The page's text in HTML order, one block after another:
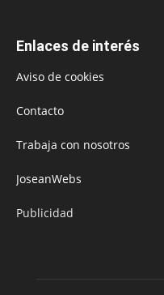
Enlaces de interés
Aviso de cookies
Contacto
Trabaja con nosotros
JoseanWebs
Publicidad